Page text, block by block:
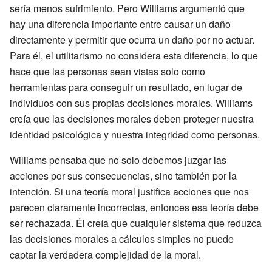
sería menos sufrimiento. Pero Williams argumentó que
hay una diferencia importante entre causar un daño
directamente y permitir que ocurra un daño por no actuar.
Para él, el utilitarismo no considera esta diferencia, lo que
hace que las personas sean vistas solo como
herramientas para conseguir un resultado, en lugar de
individuos con sus propias decisiones morales. Williams
creía que las decisiones morales deben proteger nuestra
identidad psicológica y nuestra integridad como personas.
Williams pensaba que no solo debemos juzgar las
acciones por sus consecuencias, sino también por la
intención. Si una teoría moral justifica acciones que nos
parecen claramente incorrectas, entonces esa teoría debe
ser rechazada. Él creía que cualquier sistema que reduzca
las decisiones morales a cálculos simples no puede
captar la verdadera complejidad de la moral.